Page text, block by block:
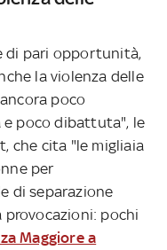
di pari opportunità,
la violenza delle
poco
poco dibattuta", le
che cita "le migliaia
per
di separazione
provocazioni: pochi
Maggiore a